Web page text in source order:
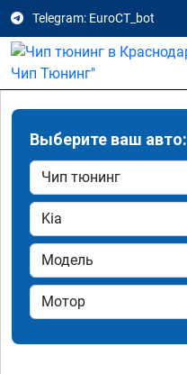
Telegram: EuroCT_bot
Выберите ваш авто: